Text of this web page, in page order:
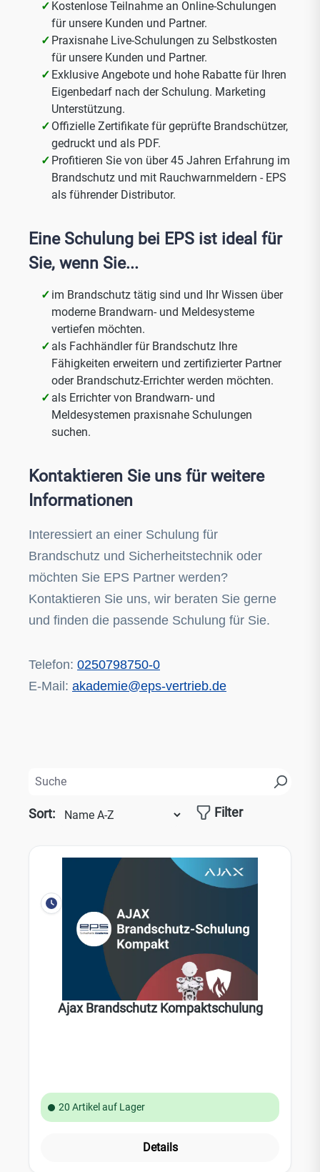
Kostenlose Teilnahme an Online-Schulungen
für unsere Kunden und Partner.
Praxisnahe Live-Schulungen zu Selbstkosten
für unsere Kunden und Partner.
Exklusive Angebote und hohe Rabatte für Ihren
Eigenbedarf nach der Schulung. Marketing
Unterstützung.
Offizielle Zertifikate für geprüfte Brandschützer,
gedruckt und als PDF.
Profitieren Sie von über 45 Jahren Erfahrung im
Brandschutz und mit Rauchwarnmeldern - EPS
als führender Distributor.
Eine Schulung bei EPS ist ideal für
Sie, wenn Sie...
im Brandschutz tätig sind und Ihr Wissen über
moderne Brandwarn- und Meldesysteme
vertiefen möchten.
als Fachhändler für Brandschutz Ihre
Fähigkeiten erweitern und zertifizierter Partner
oder Brandschutz-Errichter werden möchten.
als Errichter von Brandwarn- und
Meldesystemen praxisnahe Schulungen
suchen.
Kontaktieren Sie uns für weitere
Informationen
Interessiert an einer Schulung für
Brandschutz und Sicherheitstechnik oder
möchten Sie EPS Partner werden?
Kontaktieren Sie uns, wir beraten Sie gerne
und finden die passende Schulung für Sie.
Telefon: 0250798750-0
E-Mail: akademie@eps-vertrieb.de
Filter
Sort:
Ajax Brandschutz Kompaktschulung
20 Artikel auf Lager
Details